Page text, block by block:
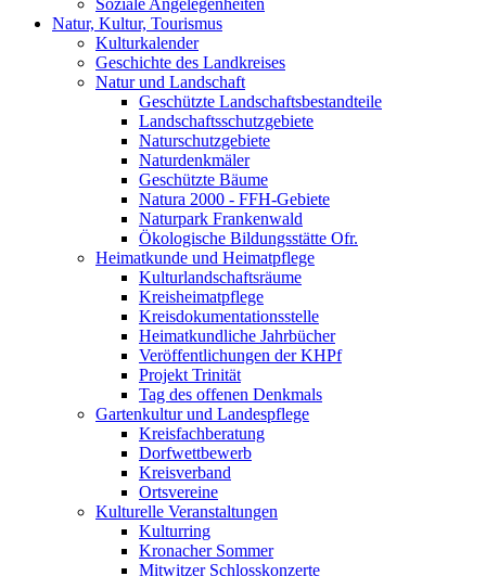
Soziale Angelegenheiten
Natur, Kultur, Tourismus
Kulturkalender
Geschichte des Landkreises
Natur und Landschaft
Geschützte Landschaftsbestandteile
Landschaftsschutzgebiete
Naturschutzgebiete
Naturdenkmäler
Geschützte Bäume
Natura 2000 - FFH-Gebiete
Naturpark Frankenwald
Ökologische Bildungsstätte Ofr.
Heimatkunde und Heimatpflege
Kulturlandschaftsräume
Kreisheimatpflege
Kreisdokumentationsstelle
Heimatkundliche Jahrbücher
Veröffentlichungen der KHPf
Projekt Trinität
Tag des offenen Denkmals
Gartenkultur und Landespflege
Kreisfachberatung
Dorfwettbewerb
Kreisverband
Ortsvereine
Kulturelle Veranstaltungen
Kulturring
Kronacher Sommer
Mitwitzer Schlosskonzerte